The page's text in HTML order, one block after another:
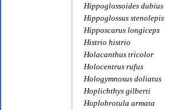
Hippoglossoides dubius
Hippoglossus stenolepis
Hipposcarus longiceps
Histrio histrio
Holacanthus tricolor
Holocentrus rufus
Hologymnosus doliatus
Hoplichthys gilberti
Hoplobrotula armata